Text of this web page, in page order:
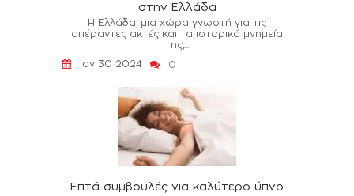
στην Ελλάδα
Η Ελλάδα, μια χώρα γνωστή για τις
απέραντες ακτές και τα ιστορικά μνημεία
της,...
Ιαν 30 2024
0
Επτά συμβουλές για καλύτερο ύπνο